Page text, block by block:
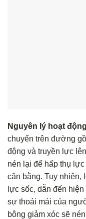
Nguyên lý hoạt
chuyển trên đường
động và truyền lực
nén lại để hấp thụ
cân bằng. Tuy nhiên,
lực sốc, dẫn đến
sự thoải mái của
bông giảm xóc sẽ